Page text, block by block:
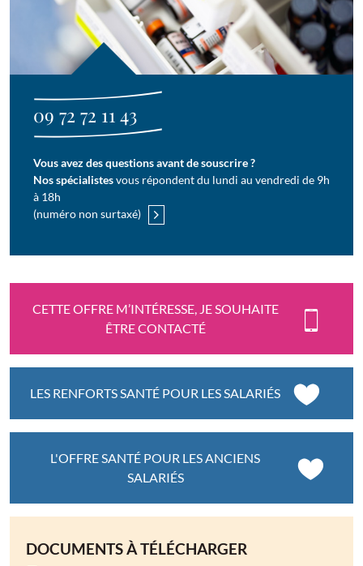
09 72 72 11 43
Vous avez des questions avant de souscrire ?
Nos spécialistesvous répondent du lundi au vendredi de 9h
à 18h
(numéro non surtaxé)
CETTE OFFRE M’INTÉRESSE, JE SOUHAITE
ÊTRE CONTACTÉ
LES RENFORTS SANTÉ POUR LES SALARIÉS
L'OFFRE SANTÉ POUR LES ANCIENS
SALARIÉS
DOCUMENTS À TÉLÉCHARGER